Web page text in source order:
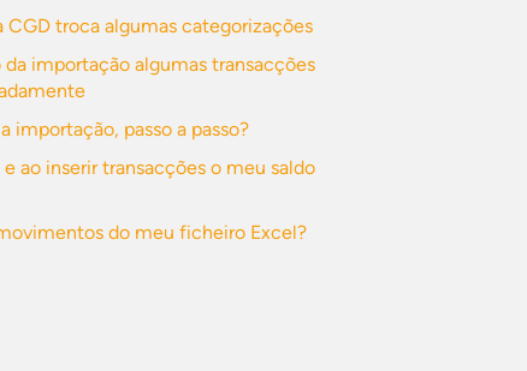
CGD troca algumas categorizações
importação algumas transacções
importação, passo a passo?
ao inserir transacções o meu saldo
do meu ficheiro Excel?